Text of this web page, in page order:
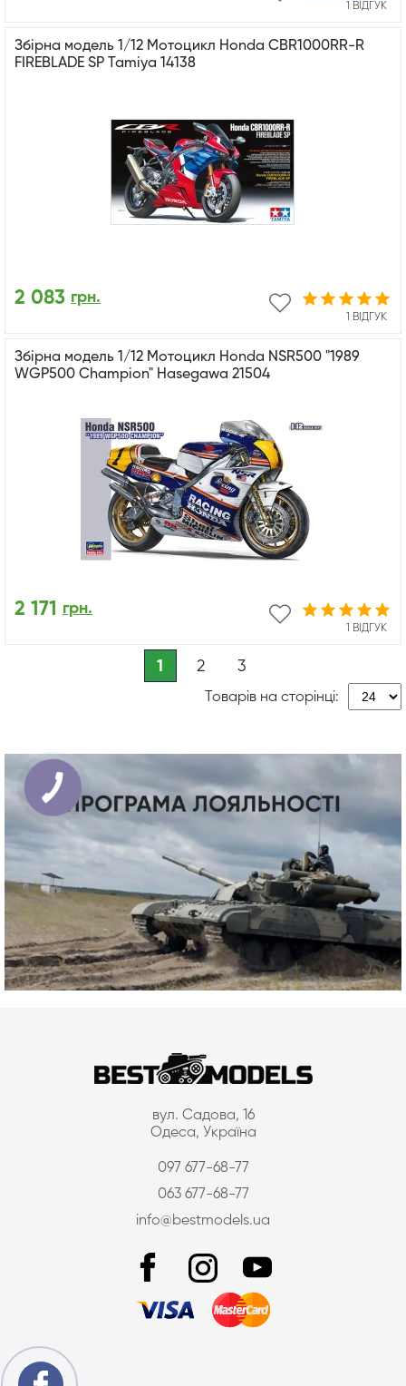
1 ВІДГУК
Збірна модель 1/12 Мотоцикл Honda CBR1000RR-R
FIREBLADE SP Tamiya 14138
1 ВІДГУК
2 083 грн.
Збірна модель 1/12 Мотоцикл Honda NSR500 "1989
WGP500 Champion" Hasegawa 21504
1 ВІДГУК
2 171 грн.
1 2 3
Товарів на сторінці:
вул. Садова, 16
Одеса, Україна
097 677-68-77
063 677-68-77
info@bestmodels.ua